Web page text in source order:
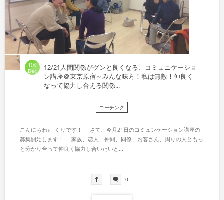
08
Dec
12/21人間関係がグンと良くなる、コミュニケーショ
ン講座＠東京原宿～みんな味方！私は無敵！仲良く
なって協力し合える関係...
コーチング
こんにちわ♪ くりです！ さて、今月21日のコミュンケーション講座の
募集開始します！ 家族、恋人、仲間、同僚、お客さん、周りの人ともっ
と分かり合って仲良く協力し合いたいと...
0